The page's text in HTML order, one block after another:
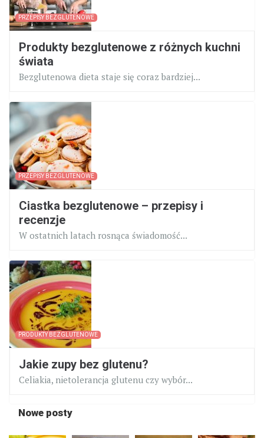
PRZEPISY BEZGLUTENOWE
Produkty bezglutenowe z różnych kuchni
świata
Bezglutenowa dieta staje się coraz bardziej...
PRZEPISY BEZGLUTENOWE
Ciastka bezglutenowe – przepisy i
recenzje
W ostatnich latach rosnąca świadomość...
PRODUKTY BEZGLUTENOWE
Jakie zupy bez glutenu?
Celiakia, nietolerancja glutenu czy wybór...
Nowe posty